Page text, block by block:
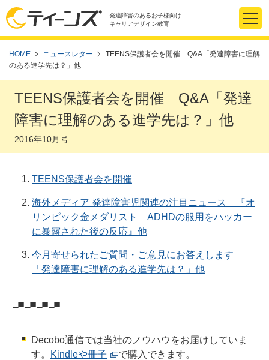
発達障害のあるお子様向け
キャリアデザイン教育
HOME ニュースレター
TEENS保護者会を開催 Q&A「発達障害に理解
のある進学先は？」他
TEENS保護者会を開催 Q&A「発達
障害に理解のある進学先は？」他
2016年10月号
TEENS保護者会を開催
海外メディア 発達障害児関連の注目ニュース 『オ
リンピック金メダリスト ADHDの服用をハッカー
に暴露された後の反応』他
今月寄せられたご質問・ご意見にお答えします
「発達障害に理解のある進学先は？」他
□■□■□■□■
Decobo通信では当社のノウハウをお届けしていま
す。
Kindleや冊子 で購入できます。